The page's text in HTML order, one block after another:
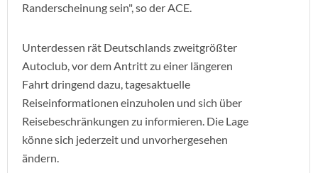
Randerscheinung sein", so der ACE.
Unterdessen rät Deutschlands zweitgrößter
Autoclub, vor dem Antritt zu einer längeren
Fahrt dringend dazu, tagesaktuelle
Reiseinformationen einzuholen und sich über
Reisebeschränkungen zu informieren. Die Lage
könne sich jederzeit und unvorhergesehen
ändern.